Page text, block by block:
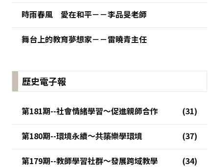
時雨春風 愛在和平－－李品旻老師
舞台上的教育夢想家－－雷曉青主任
歷史電子報
第181期--社會情緒學習～促進親師合作
第180期--環境永續～共築樂學環境
第179期--教師學習社群～發展跨域教學